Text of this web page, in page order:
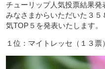
チューリップ人気投票結果発
みなさまからいただいた３５
気TOP５を発表いたします。
１位：マイトレッセ（１３票）